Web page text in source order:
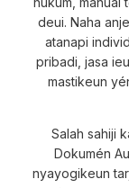
deui. Naha
atanapi
pribadi, jasa
mastikeun
Salah sahiji
Dokumén
nyayogikeun